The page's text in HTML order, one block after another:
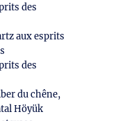
des
aux esprits
des
du chêne,
Höyük